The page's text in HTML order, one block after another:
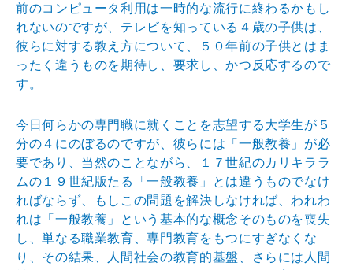
前のコンピュータ利用は一時的な流行に終わるかもし
れないのですが、テレビを知っている４歳の子供は、
彼らに対する教え方について、５０年前の子供とはま
ったく違うものを期待し、要求し、かつ反応するので
す。
今日何らかの専門職に就くことを志望する大学生が５
分の４にのぼるのですが、彼らには「一般教養」が必
要であり、当然のことながら、１７世紀のカリキララ
ムの１９世紀版たる「一般教養」とは違うものでなけ
ればならず、もしこの問題を解決しなければ、われわ
れは「一般教養」という基本的な概念そのものを喪失
し、単なる職業教育、専門教育をもつにすぎなくな
り、その結果、人間社会の教育的基盤、さらには人間